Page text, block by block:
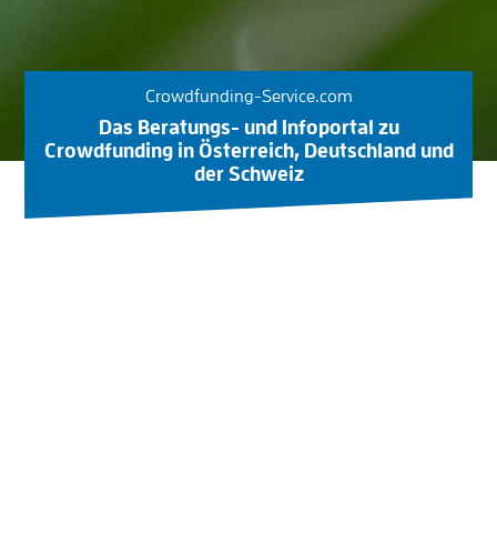
Crowdfunding-Service.com
Das Beratungs- und Infoportal zu
Crowdfunding in Österreich, Deutschland und
der Schweiz